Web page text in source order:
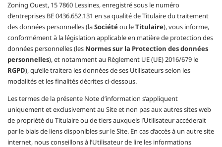
Zoning Ouest, 15 7860 Lessines, enregistré sous le numéro
d’entreprises BE 0436.652.131 en sa qualité de Titulaire du traitement
des données personnelles (laSociétéou leTitulaire), vous informe,
conformément à la législation applicable en matière de protection des
données personnelles (les Normes sur la Protection des données
personnelles), et notamment au Règlement UE (UE) 2016/679 le
RGPD), qu’elle traitera les données de ses Utilisateurs selon les
modalités et les finalités décrites ci-dessous.
Les termes de la présente Note d’information s’appliquent
uniquement et exclusivement au Site et non pas aux autres sites web
de propriété du Titulaire ou de tiers auxquels l’Utilisateur accéderait
par le biais de liens disponibles sur le Site. En cas d’accès à un autre site
internet, nous conseillons à l’Utilisateur de lire les informations